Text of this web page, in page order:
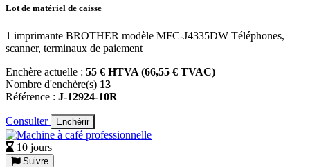
Lot de matériel de caisse
1 imprimante BROTHER modèle MFC-J4335DW Téléphones,
scanner, terminaux de paiement
Enchère actuelle : 55 € HTVA (66,55 € TVAC)
Nombre d'enchère(s) 13
Référence : J-12924-10R
Consulter Enchérir
10 jours
Suivre